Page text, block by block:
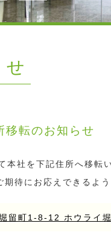
移転のお知らせ
社を下記住所へ移転
待にお応えできるよう
留町1-8-12 ホウライ